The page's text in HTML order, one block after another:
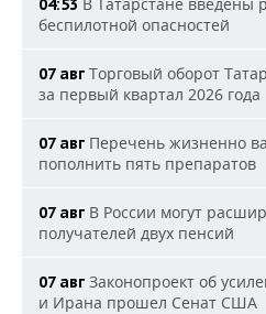
04:53
беспилотной опасностей
07 авг Торговый оборот
за первый квартал 2026 года
07 авг Перечень жизненно
пополнить пять препаратов
07 авг В России могут
получателей двух пенсий
07 авг Законопроект об
и Ирана прошел Сенат США